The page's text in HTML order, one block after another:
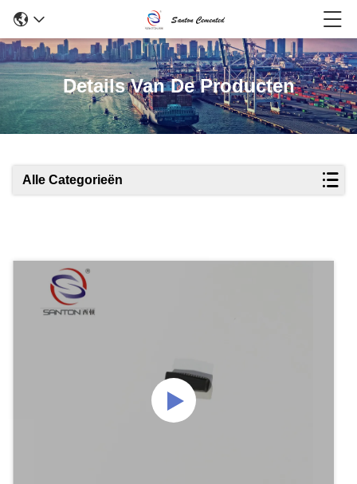
Details Van De Producten
Alle Categorieën